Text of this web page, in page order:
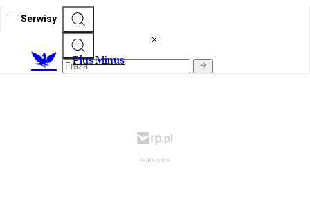
Serwisy
Plus Minus